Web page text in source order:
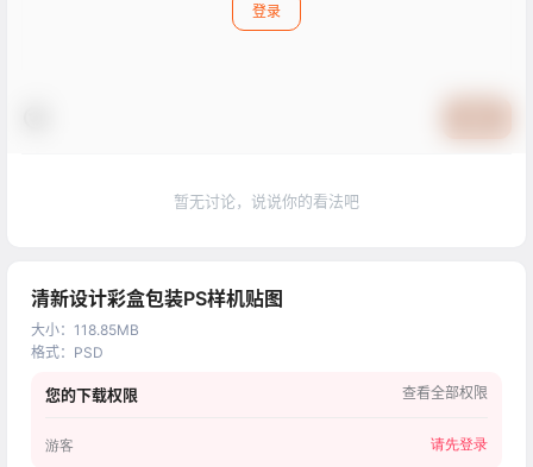
登录
暂无讨论，说说你的看法吧
清新设计彩盒包装PS样机贴图
大小： 118.85MB
格式： PSD
您的下载权限 查看全部权限
游客 请先登录